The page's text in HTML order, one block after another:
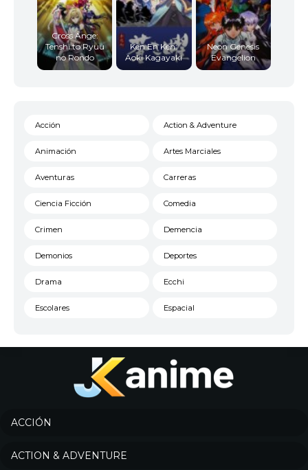
Cross Ange:
Tenshi to Ryuu
no Rondo
Ken En Ken:
Aoki Kagayaki
Neon Genesis
Evangelion
Acción Action & Adventure
Animación Artes Marciales
Aventuras Carreras
Ciencia Ficción Comedia
Crimen Demencia
Demonios Deportes
Drama Ecchi
Escolares Espacial
Historico
Josei
ACCIÓN
ACTION & ADVENTURE